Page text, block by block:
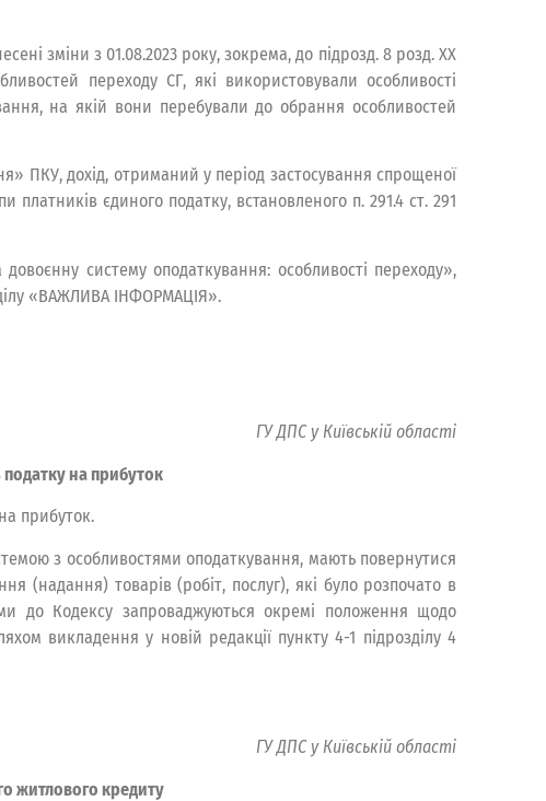
зміни з 01.08.2023 року, зокрема, до підрозд. 8 розд. ХХ
переходу СГ, які використовували особливості
на якій вони перебували до обрання особливостей
ПКУ, дохід, отриманий у період застосування спрощеної
єдиного податку, встановленого п. 291.4 ст. 291
систему оподаткування: особливості переходу»,
«ВАЖЛИВА ІНФОРМАЦІЯ».
ГУ ДПС у Київській області
на прибуток
прибуток.
з особливостями оподаткування, мають повернутися
(надання) товарів (робіт, послуг), які було розпочато в
до Кодексу запроваджуються окремі положення щодо
викладення у новій редакції пункту 4-1 підрозділу 4
ГУ ДПС у Київській області
житлового кредиту